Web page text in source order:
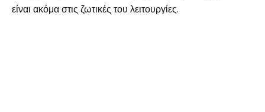
είναι ακόμα στις ζωτικές του λειτουργίες.